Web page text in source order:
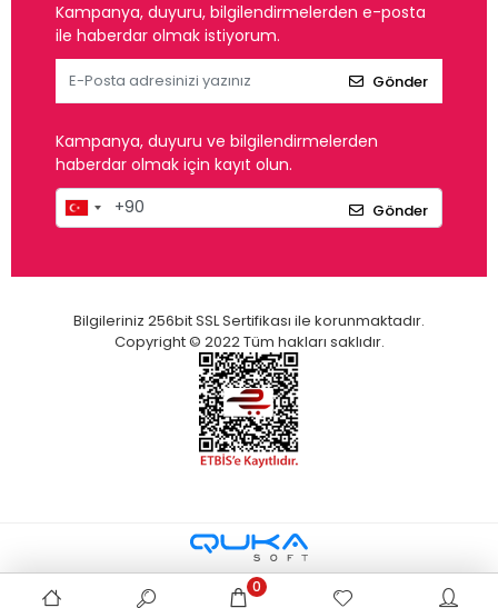
Kampanya, duyuru, bilgilendirmelerden e-posta
ile haberdar olmak istiyorum.
Gönder
Kampanya, duyuru ve bilgilendirmelerden
haberdar olmak için kayıt olun.
Gönder
Bilgileriniz 256bit SSL Sertifikası ile korunmaktadır.
Copyright © 2022 Tüm hakları saklıdır.
0